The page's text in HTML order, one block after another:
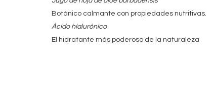
Botánico calmante con propiedades nutritivas.
Ácido hialurónico
El hidratante más poderoso de la naturaleza